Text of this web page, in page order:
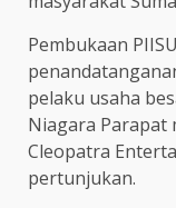
Pembukaan
pelaku usaha
Niagara Parapat
Cleopatra
pertunjukan.